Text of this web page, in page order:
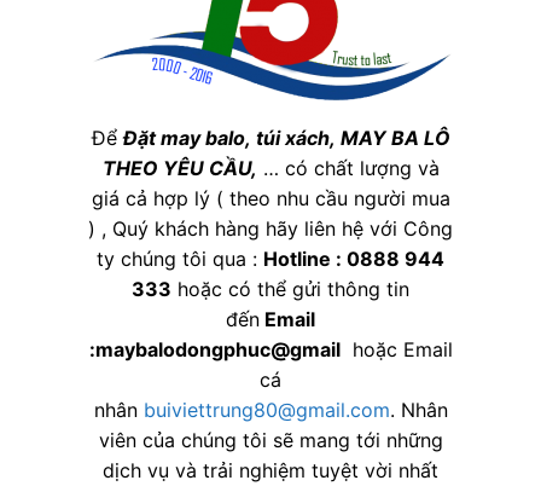
ĐểĐặt may balo, túi xách, MAY BA LÔ
THEO YÊU CẦU, … có chất lượng và
giá cả hợp lý ( theo nhu cầu người mua
) , Quý khách hàng hãy liên hệ với Công
ty chúng tôi qua : Hotline : 0888 944
333 hoặc có thể gửi thông tin
đến Email
:maybalodongphuc@gmailhoặc Email
cá
nhân buiviettrung80@gmail.com. Nhân
viên của chúng tôi sẽ mang tới những
dịch vụ và trải nghiệm tuyệt vời nhất